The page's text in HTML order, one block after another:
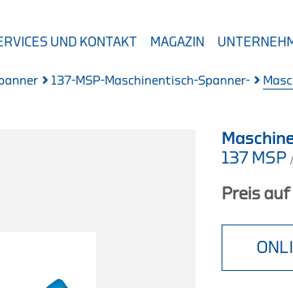
UND KONTAKT MAGAZIN
137-MSP-Maschinentisch-Spanner-
137 MSP
Preis